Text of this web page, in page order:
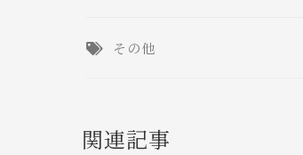
その他
関連記事